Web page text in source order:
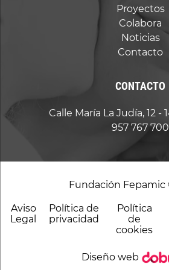
Proyectos
Colabora
Noticias
Contacto
CONTACTO
Calle María La Judía, 12 -
957 767 700
Fundación Fepamic
Aviso
Legal
Política de
privacidad
Política
de
cookies
Diseño web